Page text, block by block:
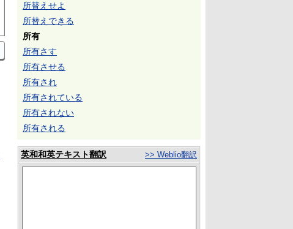
所替えせよ
所替えできる
所有
所有さす
所有させる
所有され
所有されている
所有されない
所有される
英和和英テキスト翻訳 >> Weblio翻訳